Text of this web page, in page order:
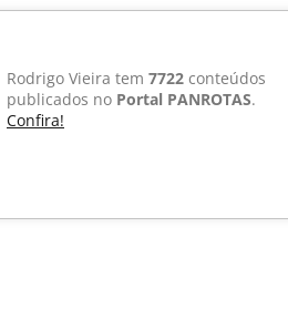
Rodrigo Vieira tem 7722 conteúdos
publicados no Portal PANROTAS.
Confira!